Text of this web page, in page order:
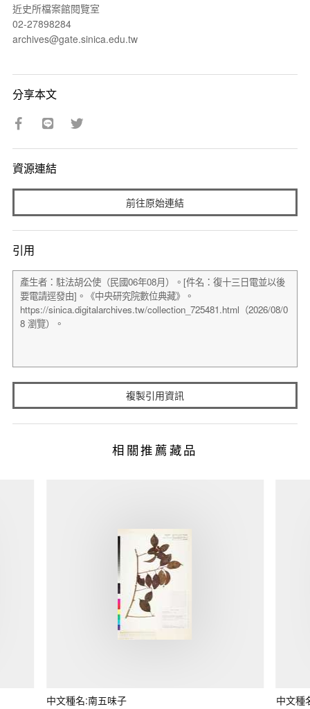
近史所檔案館閱覽室
02-27898284
archives@gate.sinica.edu.tw
分享本文
資源連結
前往原始連結
引用
複製引用資訊
相關推薦藏品
中文種名:南五味子 中文種